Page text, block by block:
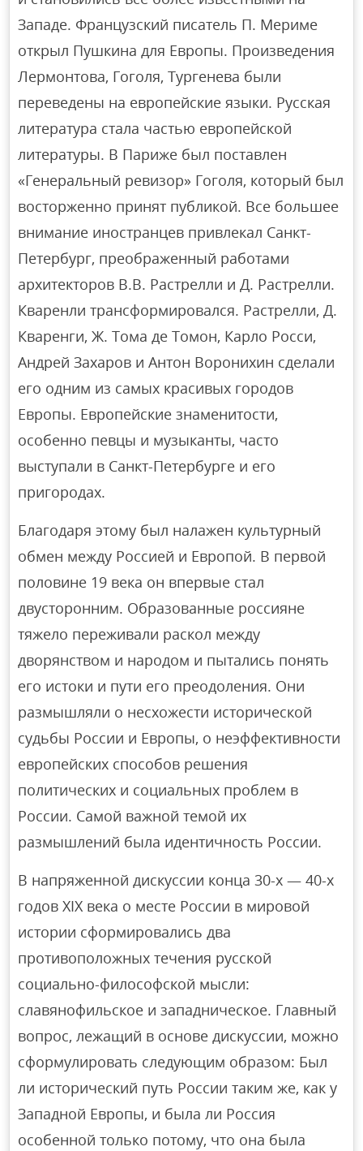
Западе. Французский писатель П. Мериме
открыл Пушкина для Европы. Произведения
Лермонтова, Гоголя, Тургенева были
переведены на европейские языки. Русская
литература стала частью европейской
литературы. В Париже был поставлен
«Генеральный ревизор» Гоголя, который был
восторженно принят публикой. Все большее
внимание иностранцев привлекал Санкт-
Петербург, преображенный работами
архитекторов В.В. Растрелли и Д. Растрелли.
Кваренли трансформировался. Растрелли, Д.
Кваренги, Ж. Тома де Томон, Карло Росси,
Андрей Захаров и Антон Воронихин сделали
его одним из самых красивых городов
Европы. Европейские знаменитости,
особенно певцы и музыканты, часто
выступали в Санкт-Петербурге и его
пригородах.
Благодаря этому был налажен культурный
обмен между Россией и Европой. В первой
половине 19 века он впервые стал
двусторонним. Образованные россияне
тяжело переживали раскол между
дворянством и народом и пытались понять
его истоки и пути его преодоления. Они
размышляли о несхожести исторической
судьбы России и Европы, о неэффективности
европейских способов решения
политических и социальных проблем в
России. Самой важной темой их
размышлений была идентичность России.
В напряженной дискуссии конца 30-х — 40-х
годов XIX века о месте России в мировой
истории сформировались два
противоположных течения русской
социально-философской мысли:
славянофильское и западническое. Главный
вопрос, лежащий в основе дискуссии, можно
сформулировать следующим образом: Был
ли исторический путь России таким же, как у
Западной Европы, и была ли Россия
особенной только потому, что она была